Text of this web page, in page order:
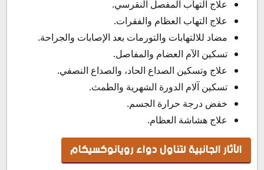
علاج التهاب المفصل النقرسي.
علاج التهاب العظام والفقرات.
مضاد للالتهابات والتورمات بعد الإصابات والجراحة.
تسكين الآم العضام والمفاصل.
علاج وتسكين الصداع الحاد، والصداع النصفي.
تسكين آلام الدورة الشهرية والطمث.
خفض درجة حرارة الجسم.
علاج هشاشة العظام.
الآثار الجانبية لتناول دواء رويانوكسيكام